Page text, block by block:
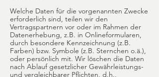
Welche Daten für die vorgenannten Zwecke
erforderlich sind, teilen wir den
Vertragspartnern vor oder im Rahmen der
Datenerhebung, z.B. in Onlineformularen,
durch besondere Kennzeichnung (z.B.
Farben) bzw. Symbole (z.B. Sternchen o.ä.),
oder persönlich mit. Wir löschen die Daten
nach Ablauf gesetzlicher Gewährleistungs-
und vergleichbarer Pflichten, d.h.,